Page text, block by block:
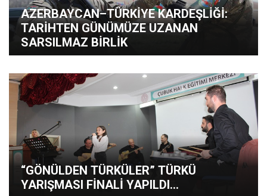
AZERBAYCAN–TÜRKİYE KARDEŞLİĞİ:
TARİHTEN GÜNÜMÜZE UZANAN
SARSILMAZ BİRLİK
“GÖNÜLDEN TÜRKÜLER” TÜRKÜ
YARIŞMASI FİNALİ YAPILDI…